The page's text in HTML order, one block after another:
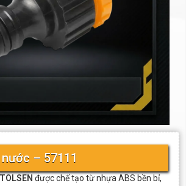
– 57111
được chế tạo từ nhựa ABS bền bỉ,